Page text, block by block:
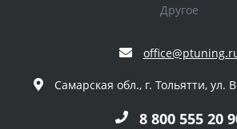
Другое
Самарская обл., г. Тольятти, ул.
8 800 555 20